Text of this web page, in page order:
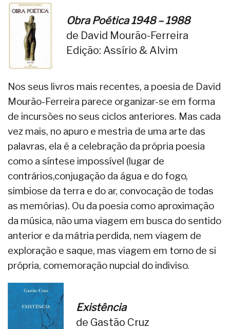
Obra Poética 1948 – 1988
de David Mourão-Ferreira
Edição: Assírio & Alvim
Nos seus livros mais recentes, a poesia de David
Mourão-Ferreira parece organizar-se em forma
de incursões no seus ciclos anteriores. Mas cada
vez mais, no apuro e mestria de uma arte das
palavras, ela é a celebração da própria poesia
como a síntese impossível (lugar de
contrários,conjugação da água e do fogo,
simbiose da terra e do ar, convocação de todas
as memórias). Ou da poesia como aproximação
da música, não uma viagem em busca do sentido
anterior e da mátria perdida, nem viagem de
exploração e saque, mas viagem em torno de si
própria, comemoração nupcial do indiviso.
Existência
de Gastão Cruz